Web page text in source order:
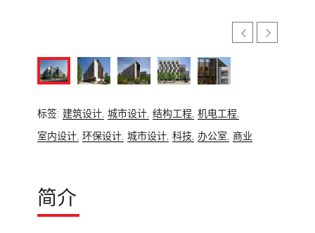
标签: 建筑设计, 城市设计, 结构工程, 机电工程,
室内设计, 环保设计, 城市设计, 科技, 办公室, 商业
简介